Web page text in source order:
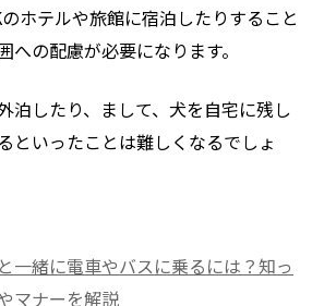
ホテルや旅館に宿泊したりすること
への配慮が必要になります。
泊したり、まして、犬を自宅に残し
といったことは難しくなるでしょ
一緒に電車やバスに乗るには？知っ
マナーを解説